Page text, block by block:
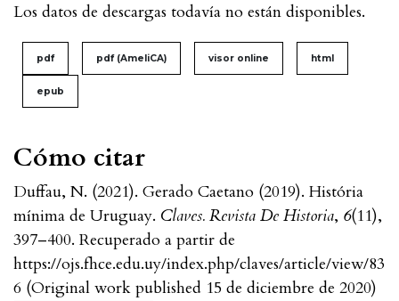
Cómo citar
Duffau, N. (2021). Gerado Caetano (2019). História
mínima de Uruguay. Claves. Revista De Historia, 6(11),
397–400. Recuperado a partir de
https://ojs.fhce.edu.uy/index.php/claves/article/view/83
6 (Original work published 15 de diciembre de 2020)
pdf pdf (AmeliCA) visor online html
epub
Los datos de descargas todavía no están disponibles.